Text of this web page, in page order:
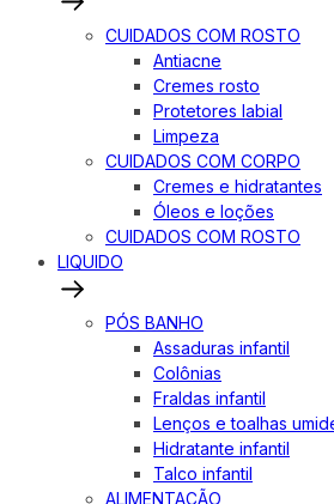
CUIDADOS COM ROSTO
Antiacne
Cremes rosto
Protetores labial
Limpeza
CUIDADOS COM CORPO
Cremes e hidratantes
Óleos e loções
CUIDADOS COM ROSTO
LIQUIDO
PÓS BANHO
Assaduras infantil
Colônias
Fraldas infantil
Lenços e toalhas
Hidratante infantil
Talco infantil
ALIMENTAÇÃO